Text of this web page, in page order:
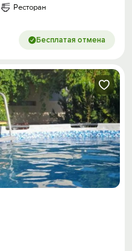
Ресторан
Бесплатая отмена